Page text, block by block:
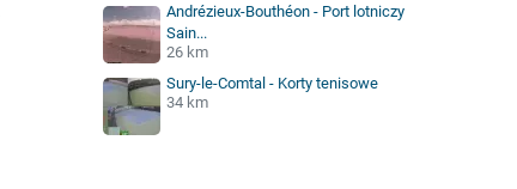
Andrézieux-Bouthéon - Port lotniczy
Sain...
26 km
Sury-le-Comtal - Korty tenisowe
34 km